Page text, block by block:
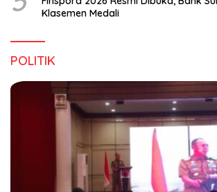
Klasemen Medali
POLITIK